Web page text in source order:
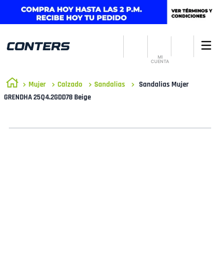
MI
CUENTA
Mujer Calzado Sandalias
Sandalias Mujer
GRENDHA 25Q4.2GDD78 Beige